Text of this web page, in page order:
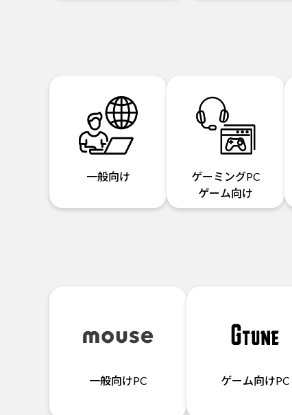
一般向け
ゲーミングPC
ゲーム向け
一般向けPC ゲーム向けPC